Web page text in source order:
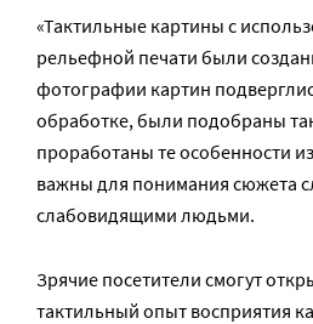
«Тактильные картины с
рельефной печати были
фотографии картин
обработке, были подобраны
проработаны те особенности
важны для понимания сюжета
слабовидящими людьми.
Зрячие посетители смогут
тактильный опыт восприятия